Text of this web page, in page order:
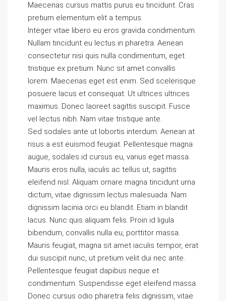
Maecenas cursus mattis purus eu tincidunt. Cras
pretium elementum elit a tempus.
Integer vitae libero eu eros gravida condimentum.
Nullam tincidunt eu lectus in pharetra. Aenean
consectetur nisi quis nulla condimentum, eget
tristique ex pretium. Nunc sit amet convallis
lorem. Maecenas eget est enim. Sed scelerisque
posuere lacus et consequat. Ut ultrices ultrices
maximus. Donec laoreet sagittis suscipit. Fusce
vel lectus nibh. Nam vitae tristique ante.
Sed sodales ante ut lobortis interdum. Aenean at
risus a est euismod feugiat. Pellentesque magna
augue, sodales id cursus eu, varius eget massa.
Mauris eros nulla, iaculis ac tellus ut, sagittis
eleifend nisl. Aliquam ornare magna tincidunt urna
dictum, vitae dignissim lectus malesuada. Nam
dignissim lacinia orci eu blandit. Etiam in blandit
lacus. Nunc quis aliquam felis. Proin id ligula
bibendum, convallis nulla eu, porttitor massa.
Mauris feugiat, magna sit amet iaculis tempor, erat
dui suscipit nunc, ut pretium velit dui nec ante.
Pellentesque feugiat dapibus neque et
condimentum. Suspendisse eget eleifend massa.
Donec cursus odio pharetra felis dignissim, vitae